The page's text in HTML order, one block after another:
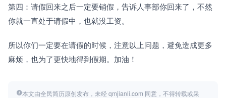
第四：请假回来之后一定要销假，告诉人事部你回来了，不然
你就一直处于请假中，也就没工资。
所以你们一定要在请假的时候，注意以上问题，避免造成更多
麻烦，也为了更快地得到假期。加油！
本文由全民简历原创发布，未经 qmjianli.com 同意，不得转载或采